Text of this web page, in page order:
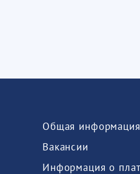
Общая информация
Вакансии